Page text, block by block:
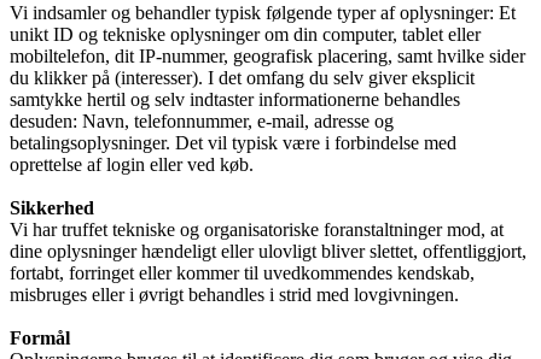
Vi indsamler og behandler typisk følgende typer af oplysninger: Et
unikt ID og tekniske oplysninger om din computer, tablet eller
mobiltelefon, dit IP-nummer, geografisk placering, samt hvilke sider
du klikker på (interesser). I det omfang du selv giver eksplicit
samtykke hertil og selv indtaster informationerne behandles
desuden: Navn, telefonnummer, e-mail, adresse og
betalingsoplysninger. Det vil typisk være i forbindelse med
oprettelse af login eller ved køb.
Sikkerhed
Vi har truffet tekniske og organisatoriske foranstaltninger mod, at
dine oplysninger hændeligt eller ulovligt bliver slettet, offentliggjort,
fortabt, forringet eller kommer til uvedkommendes kendskab,
misbruges eller i øvrigt behandles i strid med lovgivningen.
Formål